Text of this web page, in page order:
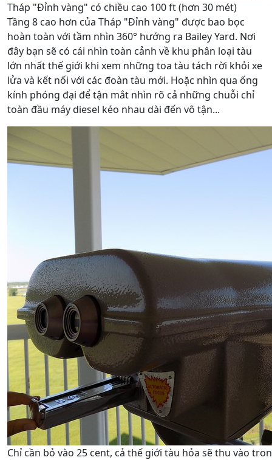
Tháp "Đỉnh vàng" có chiều cao 100 ft (hơn 30 mét)
Tầng 8 cao hơn của Tháp "Đỉnh vàng" được bao bọc
hoàn toàn với tầm nhìn 360° hướng ra Bailey Yard. Nơi
đây bạn sẽ có cái nhìn toàn cảnh về khu phân loại tàu
lớn nhất thế giới khi xem những toa tàu tách rời khỏi xe
lửa và kết nối với các đoàn tàu mới. Hoặc nhìn qua ống
kính phóng đại để tận mắt nhìn rõ cả những chuỗi chỉ
toàn đầu máy diesel kéo nhau dài đến vô tận...
Chỉ cần bỏ vào 25 cent, cả thế giới tàu hỏa sẽ thu vào